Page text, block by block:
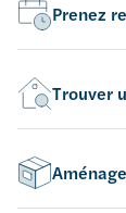
Prenez
Trouver